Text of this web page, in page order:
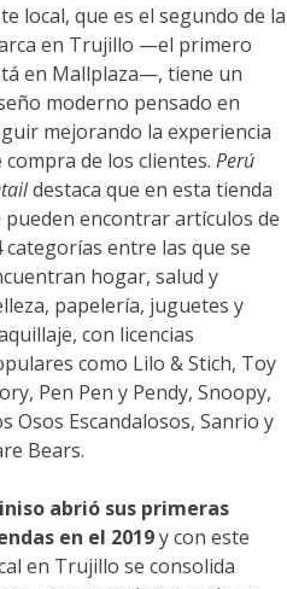
local, que es el segundo de la
en Trujillo —el primero
en Mallplaza—, tiene un
moderno pensado en
mejorando la experiencia
compra de los clientes. Perú
destaca que en esta tienda
pueden encontrar artículos de
categorías entre las que se
hogar, salud y
papelería, juguetes y
con licencias
como Lilo & Stich, Toy
Pen Pen y Pendy, Snoopy,
Osos Escandalosos, Sanrio y
Bears.
abrió sus primeras
en el 2019y con este
en Trujillo se consolida